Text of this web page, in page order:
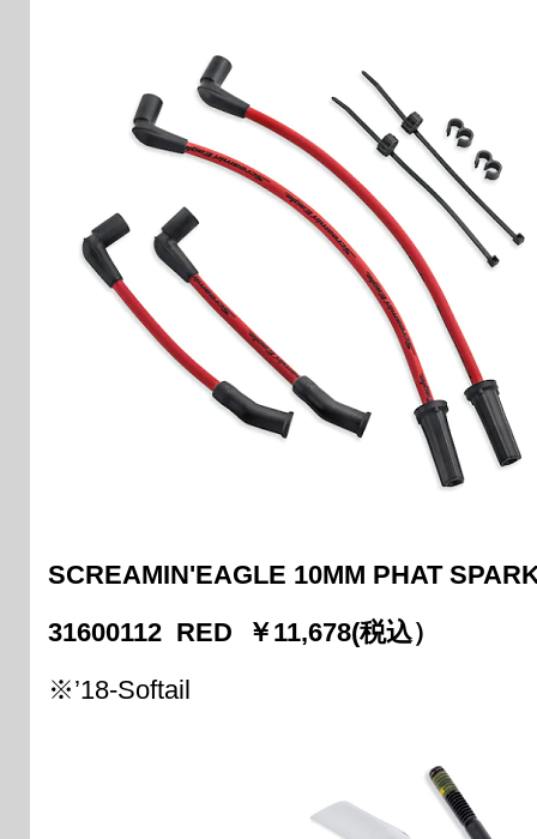
SCREAMIN'EAGLE 10MM PHAT
31600112 RED ￥11,678(税込）
※’18-Softail